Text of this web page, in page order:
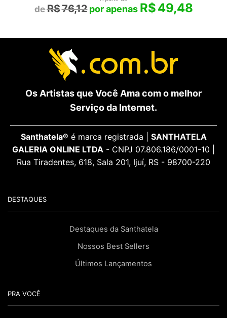
R$76,12 R$49,48
Os Artistas que Você Ama com o melhor
Serviço da Internet.
Santhatela® é marca registrada | SANTHATELA
GALERIA ONLINE LTDA - CNPJ 07.806.186/0001-10 |
Rua Tiradentes, 618, Sala 201, Ijuí, RS - 98700-220
DESTAQUES
Destaques da Santhatela
Nossos Best Sellers
Últimos Lançamentos
PRA VOCÊ